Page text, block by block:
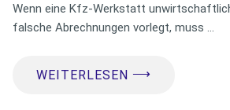
Wenn eine Kfz-Werkstatt
falsche Abrechnungen vorlegt, muss …
WEITERLESEN ⟶